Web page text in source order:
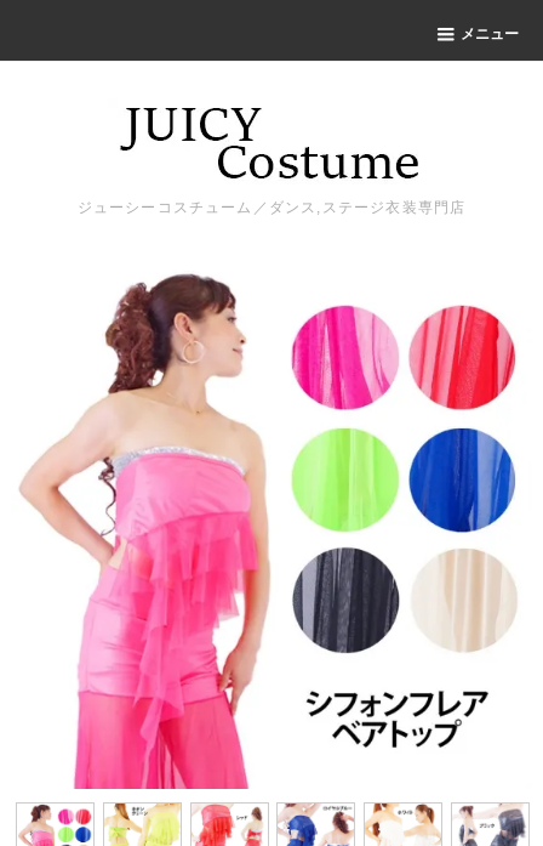
メニュー
ジューシーコスチューム／ダンス,ステージ衣装専門店